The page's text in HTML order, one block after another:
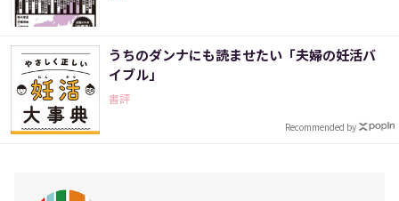
うちのダンナにも読ませたい「夫婦の妊活バ
イブル」
書評
Recommended by